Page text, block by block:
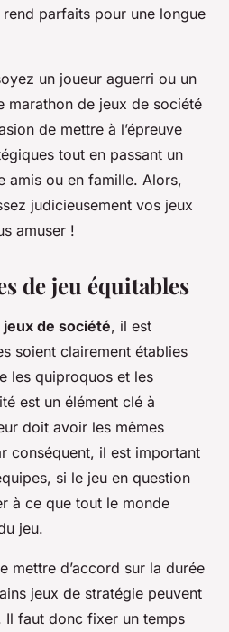
parfaits pour une longue
un joueur aguerri ou un
marathon de jeux de société
de mettre à l’épreuve
tout en passant un
amis ou en famille. Alors,
judicieusement vos jeux
amuser !
de jeu équitables
jeux de société, il est
soient clairement établies
les quiproquos et les
est un élément clé à
doit avoir les mêmes
conséquent, il est important
si le jeu en question
à ce que tout le monde
jeu.
mettre d’accord sur la durée
jeux de stratégie peuvent
Il faut donc fixer un temps